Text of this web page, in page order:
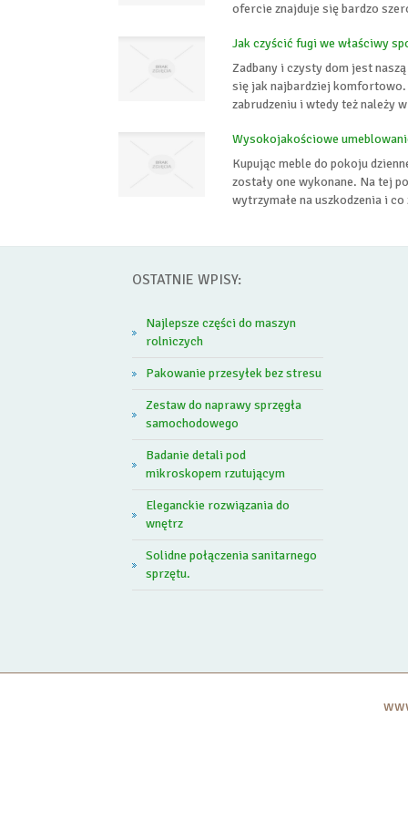
ofercie znajduje się bardzo
Jak czyścić fugi we właściwy
Zadbany i czysty dom jest
się jak najbardziej komfortowo.
zabrudzeniu i wtedy też należy
Wysokojakościowe
Kupując meble do pokoju
zostały one wykonane. Na tej
wytrzymałe na uszkodzenia i co
OSTATNIE WPISY:
Najlepsze części do maszyn
rolniczych
Pakowanie przesyłek bez stresu
Zestaw do naprawy sprzęgła
samochodowego
Badanie detali pod
mikroskopem rzutującym
Eleganckie rozwiązania do
wnętrz
Solidne połączenia sanitarnego
sprzętu.